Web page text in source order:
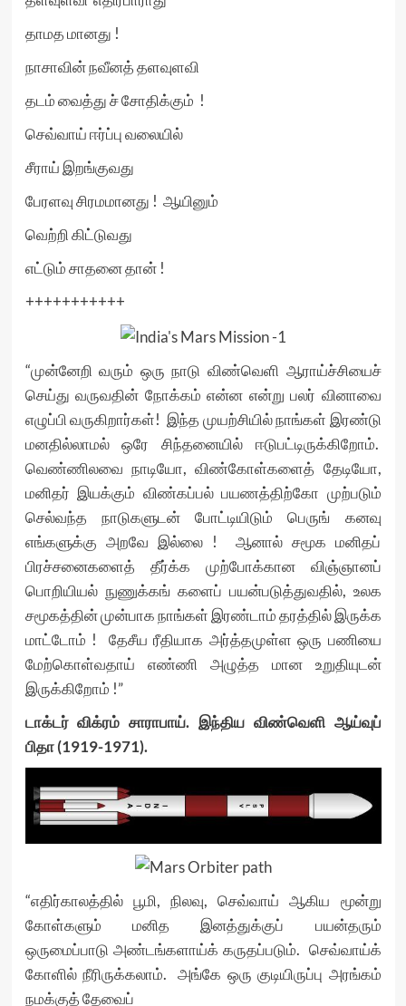
தாமத மானது !
நாசாவின் நவீனத் தளவுளவி
தடம் வைத்து ச் சோதிக்கும் !
செவ்வாய் ஈர்ப்பு வலையில்
சீராய் இறங்குவது
பேரளவு சிரமமானது ! ஆயினும்
வெற்றி கிட்டுவது
எட்டும் சாதனை தான் !
+++++++++++
“முன்னேறி வரும் ஒரு நாடு விண்வெளி ஆராய்ச்சியைச்
செய்து வருவதின் நோக்கம் என்ன என்று பலர் வினாவை
எழுப்பி வருகிறார்கள்! இந்த முயற்சியில் நாங்கள் இரண்டு
மனதில்லாமல் ஒரே சிந்தனையில் ஈடுபட்டிருக்கிறோம்.
வெண்ணிலவை நாடியோ, விண்கோள்களைத் தேடியோ,
மனிதர் இயக்கும் விண்கப்பல் பயணத்திற்கோ முற்படும்
செல்வந்த நாடுகளுடன் போட்டியிடும் பெருங் கனவு
எங்களுக்கு அறவே இல்லை ! ஆனால் சமூக மனிதப்
பிரச்சனைகளைத் தீர்க்க முற்போக்கான விஞ்ஞானப்
பொறியியல் நுணுக்கங் களைப் பயன்படுத்துவதில், உலக
சமூகத்தின் முன்பாக நாங்கள் இரண்டாம் தரத்தில் இருக்க
மாட்டோம் ! தேசீய ரீதியாக அர்த்தமுள்ள ஒரு பணியை
மேற்கொள்வதாய் எண்ணி அழுத்த மான உறுதியுடன்
இருக்கிறோம் !”
டாக்டர் விக்ரம் சாராபாய். இந்திய விண்வெளி ஆய்வுப்
பிதா (1919-1971).
“எதிர்காலத்தில் பூமி, நிலவு, செவ்வாய் ஆகிய மூன்று
கோள்களும் மனித இனத்துக்குப் பயன்தரும்
ஒருமைப்பாடு அண்டங்களாய்க் கருதப்படும். செவ்வாய்க்
கோளில் நீரிருக்கலாம். அங்கே ஒரு குடியிருப்பு அரங்கம்
நமக்குத் தேவைப்